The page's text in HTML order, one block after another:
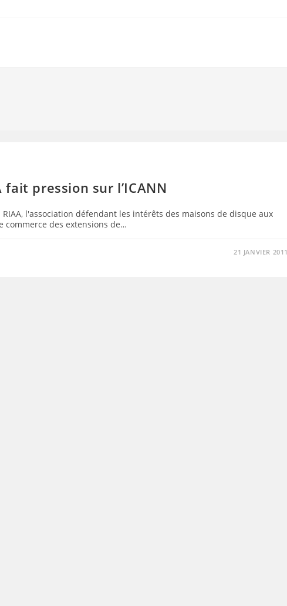
fait pression sur l’ICANN
l'association défendant les intérêts des maisons de disque aux
commerce des extensions de…
21 JANVIER 2011